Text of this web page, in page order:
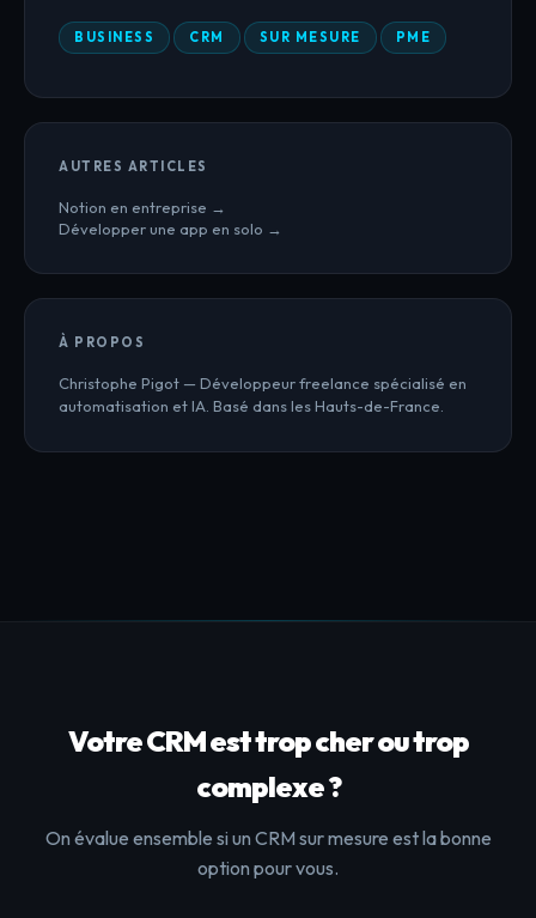
BUSINESS CRM SUR MESURE PME
AUTRES ARTICLES
Notion en entreprise →
Développer une app en solo →
À PROPOS
Christophe Pigot — Développeur freelance spécialisé en
automatisation et IA. Basé dans les Hauts-de-France.
Votre CRM est trop cher ou trop
complexe ?
On évalue ensemble si un CRM sur mesure est la bonne
option pour vous.
Léa
Christophe. Quel type de projet puis-
je vous aider à concrétiser ?